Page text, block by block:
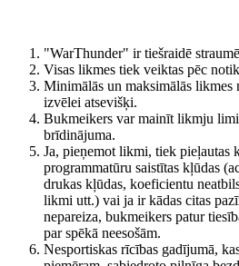
"WarThunder" ir tiešraidē
Visas likmes tiek veiktas pēc
Minimālās un maksimālās likmes
izvēlei atsevišķi.
Bukmeikers var mainīt likmju
brīdinājuma.
Ja, pieņemot likmi, tiek pieļautas
programmatūru saistītas kļūdas
drukas kļūdas, koeficientu
likmi utt.) vai ja ir kādas citas
nepareiza, bukmeikers patur
par spēkā neesošām.
Nesportiskas rīcības gadījumā,